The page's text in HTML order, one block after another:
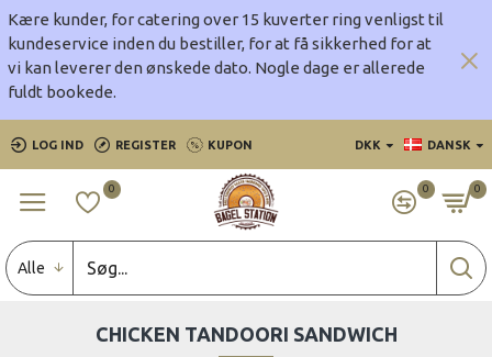
Kære kunder, for catering over 15 kuverter ring venligst til
kundeservice inden du bestiller, for at få sikkerhed for at
vi kan leverer den ønskede dato. Nogle dage er allerede
fuldt bookede.
LOG IND REGISTER KUPON DKK DANSK
0 0 0
Alle
CHICKEN TANDOORI SANDWICH